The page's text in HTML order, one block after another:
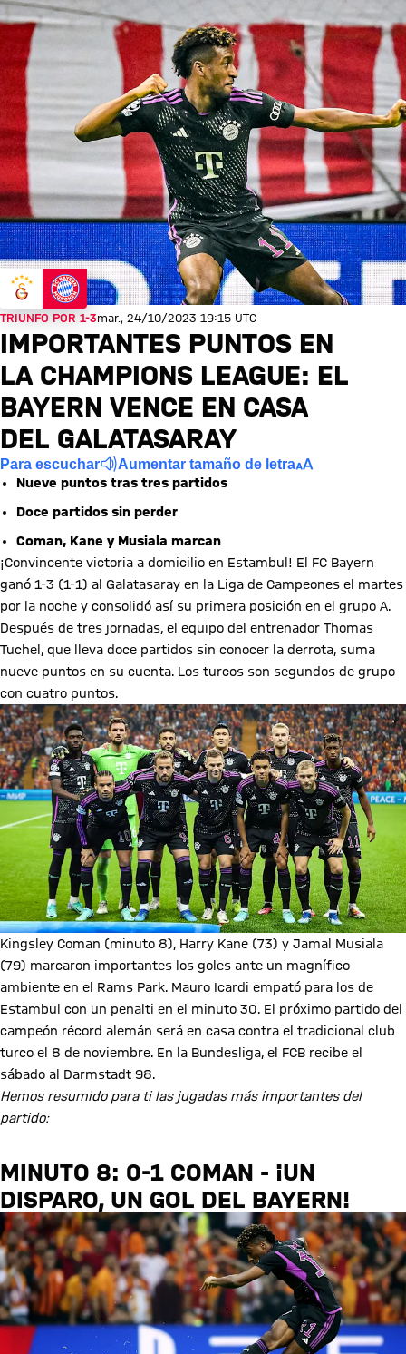
TRIUNFO POR 1-3mar., 24/10/2023 19:15 UTC
IMPORTANTES PUNTOS EN
LA CHAMPIONS LEAGUE: EL
BAYERN VENCE EN CASA
DEL GALATASARAY
Para escuchar Aumentar tamaño de letra
Nueve puntos tras tres partidos
Doce partidos sin perder
Coman, Kane y Musiala marcan
¡Convincente victoria a domicilio en Estambul! El FC Bayern
ganó 1-3 (1-1) al Galatasaray en la Liga de Campeones el martes
por la noche y consolidó así su primera posición en el grupo A.
Después de tres jornadas, el equipo del entrenador Thomas
Tuchel, que lleva doce partidos sin conocer la derrota, suma
nueve puntos en su cuenta. Los turcos son segundos de grupo
con cuatro puntos.
Kingsley Coman (minuto 8), Harry Kane (73) y Jamal Musiala
(79) marcaron importantes los goles ante un magnífico
ambiente en el Rams Park. Mauro Icardi empató para los de
Estambul con un penalti en el minuto 30. El próximo partido del
campeón récord alemán será en casa contra el tradicional club
turco el 8 de noviembre. En la Bundesliga, el FCB recibe el
sábado al Darmstadt 98.
Hemos resumido para ti las jugadas más importantes del
partido:
MINUTO 8: 0-1 COMAN - ¡UN
DISPARO, UN GOL DEL BAYERN!